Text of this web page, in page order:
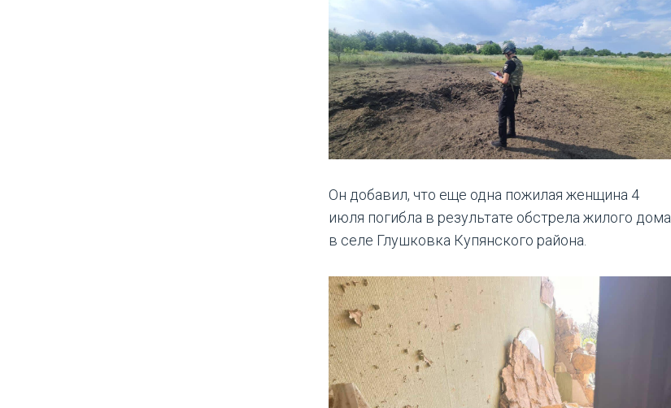
Он добавил, что еще одна пожилая женщина 4
июля погибла в результате обстрела жилого дома
в селе Глушковка Купянского района.